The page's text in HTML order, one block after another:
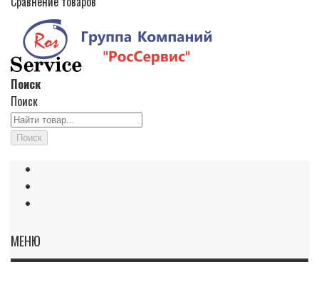
Поиск
Поиск
Поиск
МЕНЮ